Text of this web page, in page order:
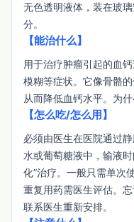
无色透明液体，装在玻
分。
【能治什么】
用于治疗肿瘤引起的血
模糊等症状。它像骨骼
从而降低血钙水平。为什
【怎么吃/怎么用】
必须由医生在医院通过
水或葡萄糖液中，输液
化”治疗。一般只需单次
重复用药需医生评估。
联系医生重新安排。